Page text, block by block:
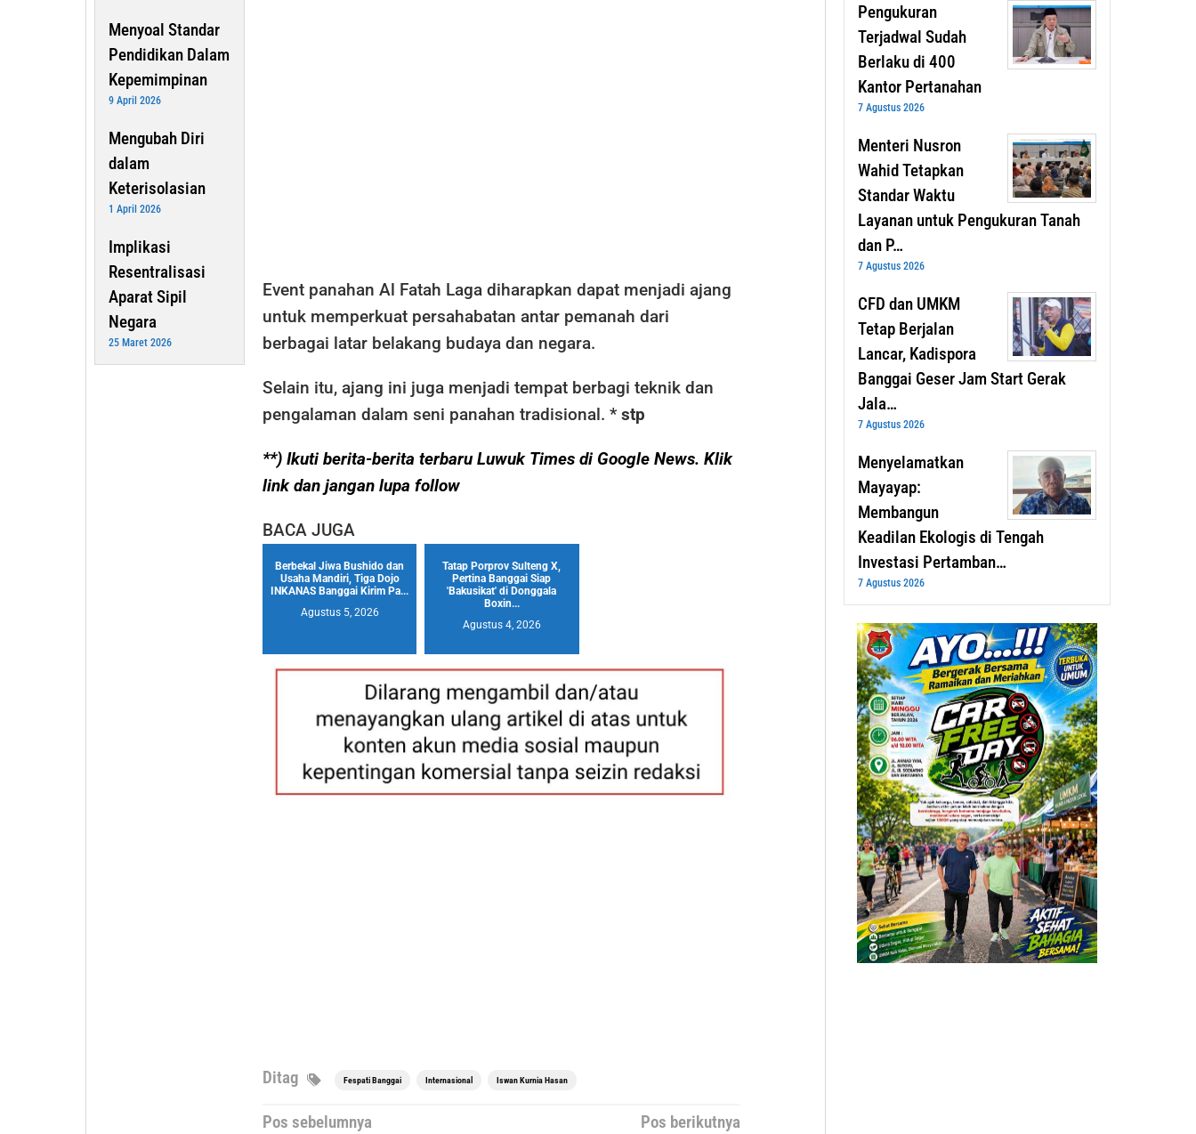
Menyoal Standar
Pendidikan Dalam
Kepemimpinan
9 April 2026
Mengubah Diri
dalam
Keterisolasian
1 April 2026
Implikasi
Resentralisasi
Aparat Sipil
Negara
25 Maret 2026
Event panahan Al Fatah Laga diharapkan dapat menjadi ajang
untuk memperkuat persahabatan antar pemanah dari
berbagai latar belakang budaya dan negara.
Selain itu, ajang ini juga menjadi tempat berbagi teknik dan
pengalaman dalam seni panahan tradisional. * stp
**) Ikuti berita-berita terbaru Luwuk Times di Google News. Klik
link dan jangan lupa follow
BACA JUGA
Berbekal Jiwa Bushido dan
Usaha Mandiri, Tiga Dojo
INKANAS Banggai Kirim Pa...
Agustus 5, 2026
Tatap Porprov Sulteng X,
Pertina Banggai Siap
'Bakusikat' di Donggala
Boxin...
Agustus 4, 2026
Ditag Fespati Banggai Internasional Iswan Kurnia Hasan
Navigasi
Pos sebelumnya Pos berikutnya
Pengukuran
Terjadwal Sudah
Berlaku di 400
Kantor Pertanahan
7 Agustus 2026
Menteri Nusron
Wahid Tetapkan
Standar Waktu
Layanan untuk Pengukuran Tanah
dan P…
7 Agustus 2026
CFD dan UMKM
Tetap Berjalan
Lancar, Kadispora
Banggai Geser Jam Start Gerak
Jala…
7 Agustus 2026
Menyelamatkan
Mayayap:
Membangun
Keadilan Ekologis di Tengah
Investasi Pertamban…
7 Agustus 2026